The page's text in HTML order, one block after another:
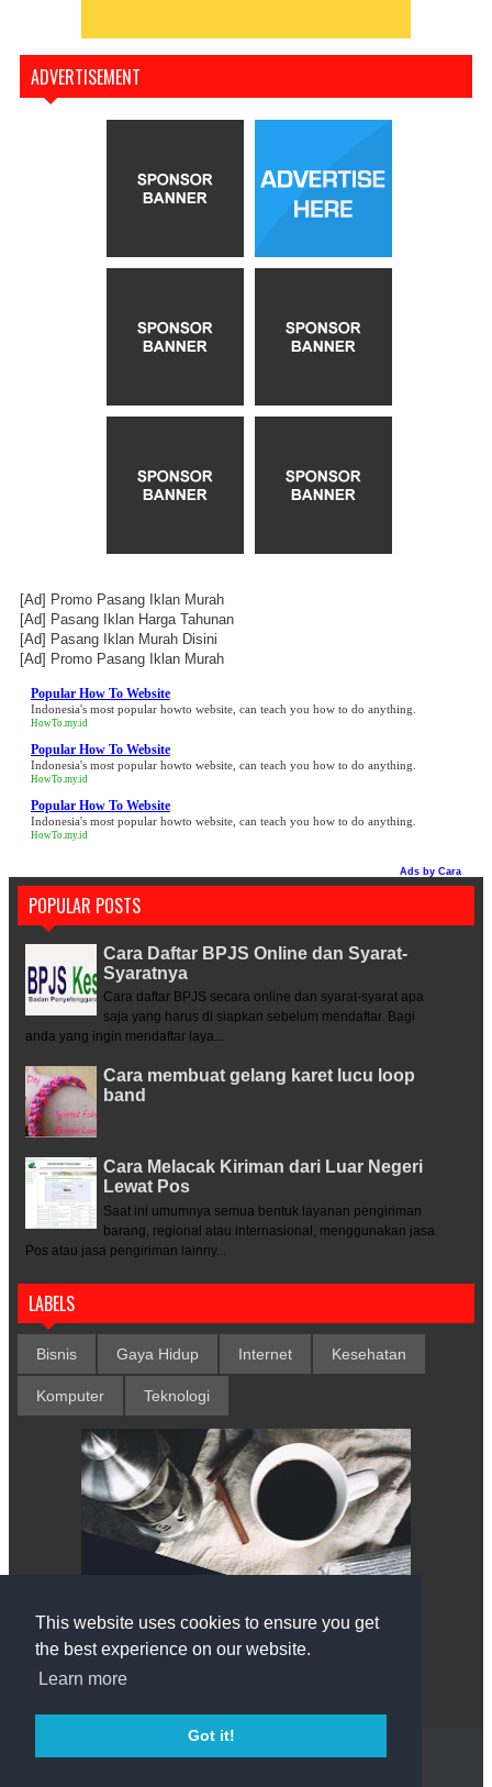
This website uses cookies to ensure you get
the best experience on our website.
Learn more
Got it!
ADVERTISEMENT
[Ad] Promo Pasang Iklan Murah
[Ad] Pasang Iklan Harga Tahunan
[Ad] Pasang Iklan Murah Disini
[Ad] Promo Pasang Iklan Murah
Popular How To Website
Indonesia's most popular howto website, can teach you how to do anything.
HowTo.my.id
Popular How To Website
Indonesia's most popular howto website, can teach you how to do anything.
HowTo.my.id
Popular How To Website
Indonesia's most popular howto website, can teach you how to do anything.
HowTo.my.id
Ads by Cara
POPULAR POSTS
Cara Daftar BPJS Online dan Syarat-
Syaratnya
Cara daftar BPJS secara online dan syarat-syarat apa
saja yang harus di siapkan sebelum mendaftar. Bagi
anda yang ingin mendaftar laya...
Cara membuat gelang karet lucu loop
band
Cara Melacak Kiriman dari Luar Negeri
Lewat Pos
Saat ini umumnya semua bentuk layanan pengiriman
barang, regional atau internasional, menggunakan jasa
Pos atau jasa pengiriman lainny...
LABELS
Bisnis Gaya Hidup Internet Kesehatan
Komputer Teknologi
Copyright © 2008-2018Cara